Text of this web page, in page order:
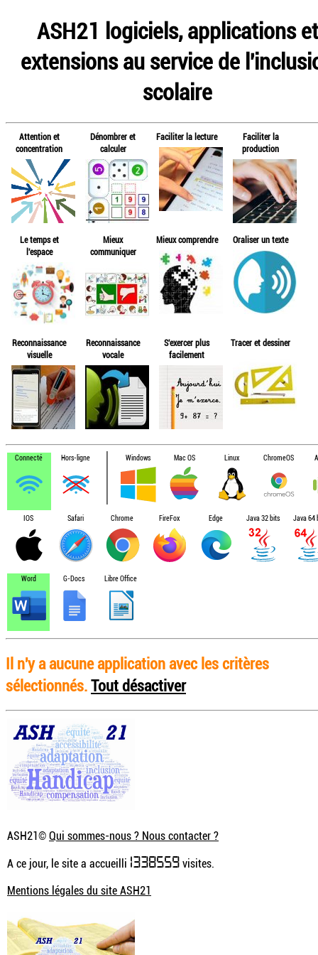
ASH21 logiciels, applications et
extensions au service de
scolaire
Attention et
concentration
Dénombrer et
calculer
Faciliter la lecture
Faciliter la
production
Le temps et
l'espace
Mieux
communiquer
Mieux comprendre Oraliser un texte
Reconnaissance
visuelle
Reconnaissance
vocale
S'exercer plus
facilement
Tracer et dessiner
Connecté Hors-ligne Windows Mac OS Linux ChromeOS
IOS Safari Chrome FireFox Edge Java 32 bits Java 64
Word G-Docs Libre Office
Il n'y a aucune application avec les critères
sélectionnés.Tout désactiver
ASH21©Qui sommes-nous ? Nous contacter ?
A ce jour, le site a accueilli 1338559visites.
Mentions légales du site ASH21